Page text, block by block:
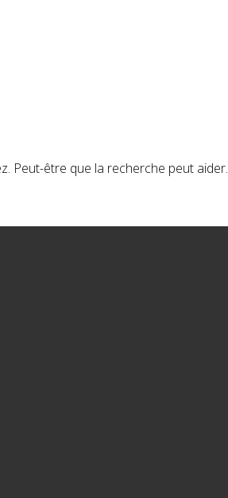
Peut-être que la recherche peut aider.